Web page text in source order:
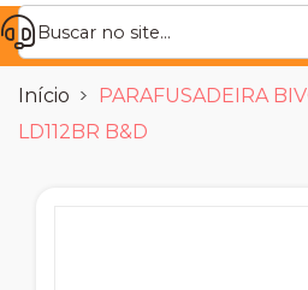
Início
PARAFUSADEIRA
LD112BR B&D